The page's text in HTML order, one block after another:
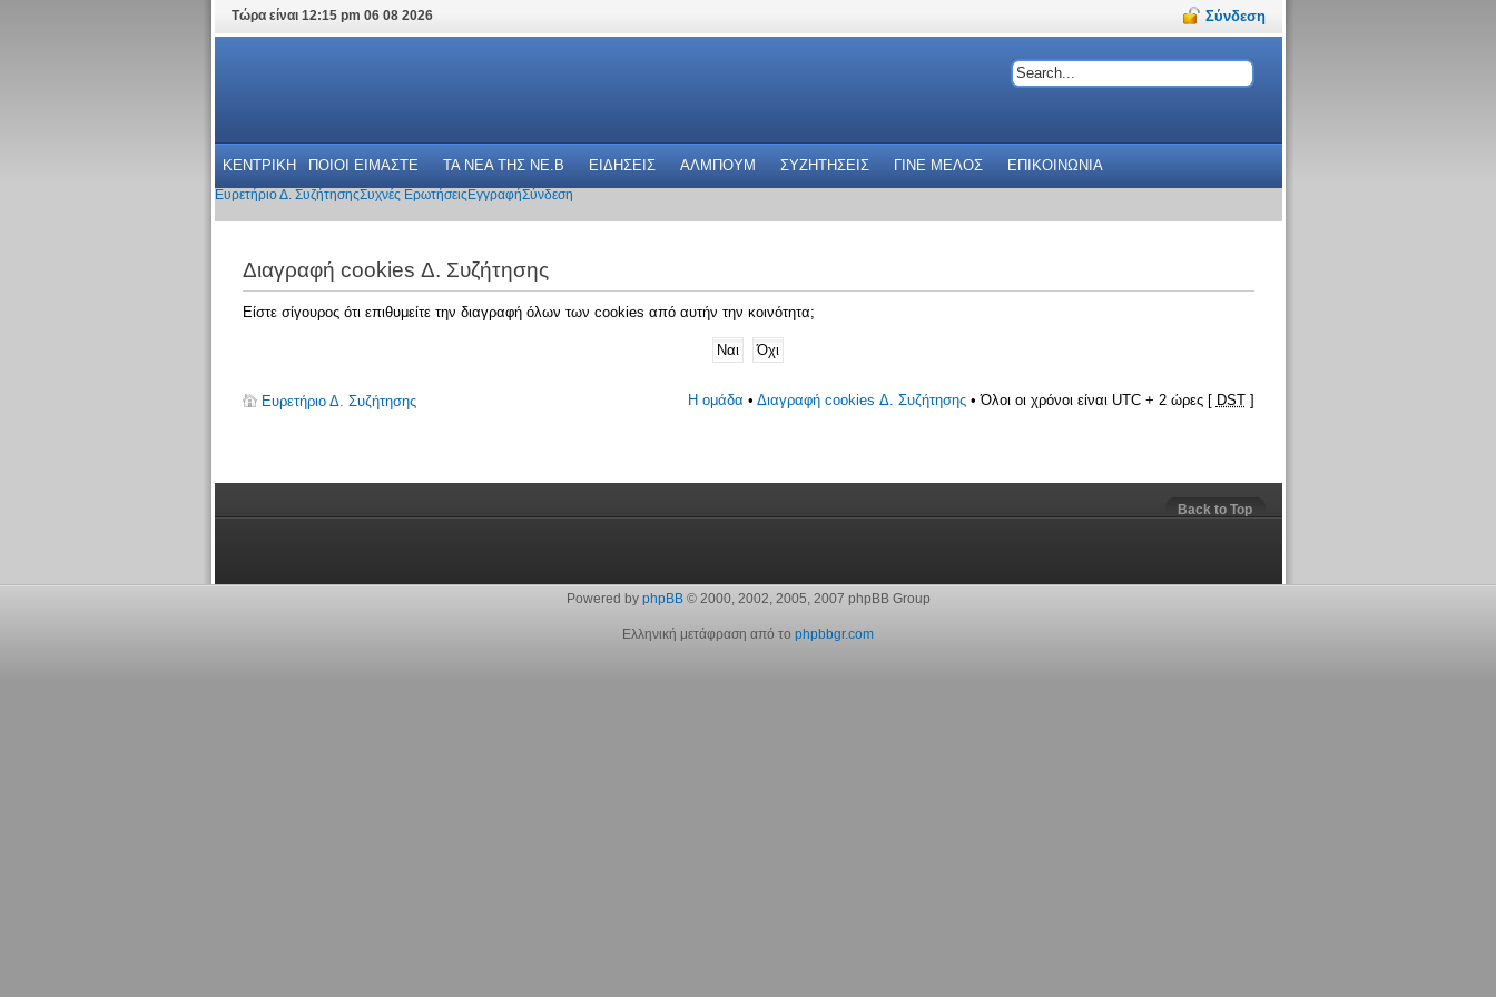
Τώρα είναι 12:15 pm 06 08 2026 Σύνδεση
ΚΕΝΤΡΙΚΗ ΠΟΙΟΙ ΕΙΜΑΣΤΕ ΤΑ ΝΕΑ THΣ NE.B ΕΙΔΗΣΕΙΣ ΑΛΜΠΟΥΜ ΣΥΖΗΤΗΣΕΙΣ ΓΙΝΕ ΜΕΛΟΣ ΕΠΙΚΟΙΝΩΝΙΑ
Ευρετήριο Δ. ΣυζήτησηςΣυχνές Ερωτήσεις ΕγγραφήΣύνδεση
Διαγραφή cookies Δ. Συζήτησης
Είστε σίγουρος ότι επιθυμείτε την διαγραφή όλων των cookies από αυτήν την κοινότητα;
Ευρετήριο Δ. Συζήτησης Η ομάδα • Διαγραφή cookies Δ. Συζήτησης• Όλοι οι χρόνοι είναι UTC + 2 ώρες [ DST]
Back to Top
Powered by phpBB© 2000, 2002, 2005, 2007 phpBB Group
Ελληνική μετάφραση από το phpbbgr.com